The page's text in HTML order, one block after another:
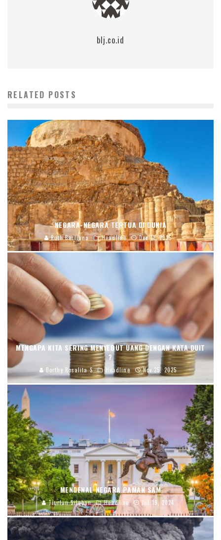
blj.co.id
RELATED POSTS
NEGARA-NEGARA TERTUA DI DUNIA
Ruth Berliana Headline Dec 11, 2025
MENGAPA KITA SERING MENYEBUT UANG DENGAN KATA DUIT
?
Dorthy Rosalita S Headline Nov 25, 2025
MENGENAL NEGARA PAMAN SAM
Tiurlan Silaban Headline Jul 19, 2024